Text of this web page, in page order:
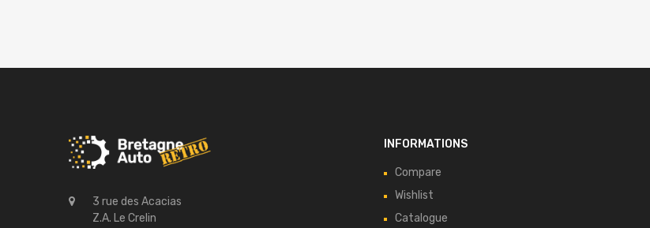
3 rue des Acacias
Z.A. Le Crelin
INFORMATIONS
Compare
Wishlist
Catalogue